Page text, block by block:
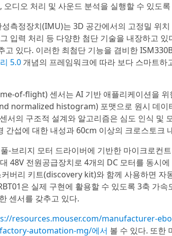
오디오 처리 및 사운드 분석을 실행할 수 있도
측정장치(IMU)는 3D 공간에서의 고정밀 위
입력 처리 등 다양한 첨단 기술을 내장하고
고 있다. 이러한 최첨단 기능을 겸비한
5.0개념의 프레임워크에 따라 보다 스마트하
of-flight) 센서는 AI 기반 애플리케이션을
normalized histogram) 포맷으로 원시 데이
서의 구조적 설계와 알고리즘은 심도 인식 및
간섭에 대한 내성과 60cm 이상의 크로스토크
-브리지 모터 드라이버에 기반한 마이크로컨
48V 전원공급장치로 4개의 DC 모터를 동시
버리 키트(discovery kit)와 함께 사용하면 자
은 실제 구현에 활용할 수 있도록 3축 가
센서를 갖추고 있다.
resources.mouser.com/manufacturer-
automation-mg/에서 볼 수 있다. 또한